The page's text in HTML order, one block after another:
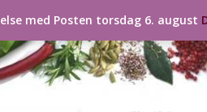
med Posten torsdag 6. august